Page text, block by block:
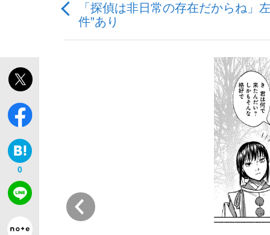
「敗因分析は一切聞かれなかった」侍ジャ
「目標達成できなかったからと言って…」
「探偵は非日常の存在だからね」
件”あり
0